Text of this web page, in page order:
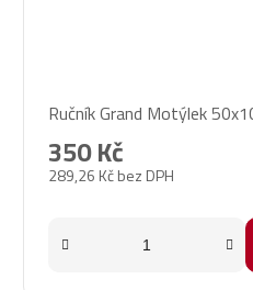
Ručník Grand Motýlek
289,26 Kč bez DPH
350 Kč